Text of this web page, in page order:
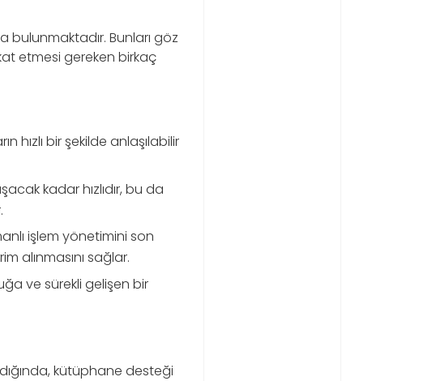
bulunmaktadır. Bunları göz
etmesi gereken birkaç
hızlı bir şekilde anlaşılabilir
kadar hızlıdır, bu da
işlem yönetimini son
alınmasını sağlar.
ve sürekli gelişen bir
kütüphane desteği